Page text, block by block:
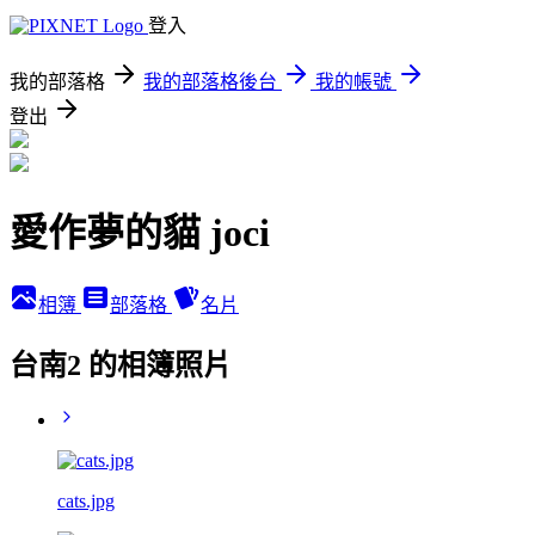
登入
我的部落格 我的部落格後台
我的帳號
登出
愛作夢的貓 joci
相簿 部落格 名片
台南2 的相簿照片
cats.jpg